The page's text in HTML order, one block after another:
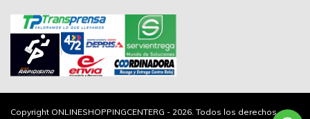
Copyright ONLINESHOPPINGCENTERG - 2026. Todos los derechos